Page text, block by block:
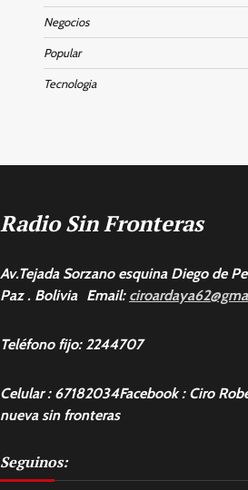
Negocios
Popular
Tecnologia
Radio Sin Fronteras
Av.Tejada Sorzano esquina Diego de
Paz . Bolivia Email:
Teléfono fijo: 2244707
Celular : 67182034Facebook : Ciro
nueva sin fronteras
Seguinos: